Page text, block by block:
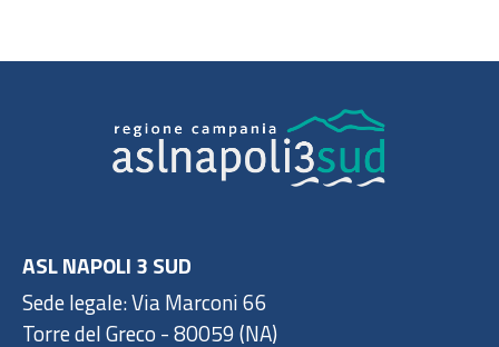
ASL NAPOLI 3 SUD
Sede legale: Via Marconi 66
Torre del Greco - 80059 (NA)